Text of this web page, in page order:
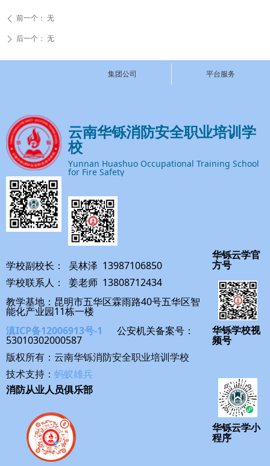
ꄴ 前一个： 无
ꄲ 后一个： 无
学校副校长： 吴林泽 13987106850
学校联系人： 姜老师 13808712434
教学基地：昆明市五华区霖雨路40号五华区智
能化产业园11栋一楼
滇ICP备12006913号-1 公安机关备案号：
53010302000587
版权所有：云南华铄消防安全职业培训学校
技术支持： 蚂蚁雄兵
集团公司 平台服务
消防从业人员俱乐部
华铄云学官
方号
华铄学校视
频号
华铄云学小
程序
云南华铄消防安全职业培训学
校
Yunnan Huashuo Occupational Training School
for Fire Safety